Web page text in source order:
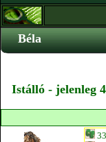
Béla
Istálló - jelenleg